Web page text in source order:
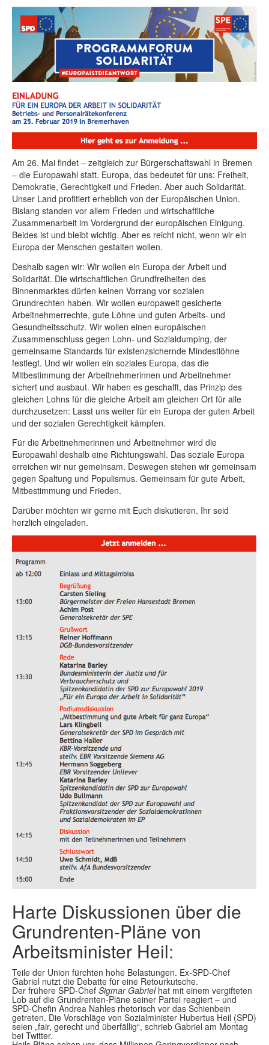
Am 26. Mai findet – zeitgleich zur Bürgerschaftswahl in Bremen
– die Europawahl statt. Europa, das bedeutet für uns: Freiheit,
Demokratie, Gerechtigkeit und Frieden. Aber auch Solidarität.
Unser Land profitiert erheblich von der Europäischen Union.
Bislang standen vor allem Frieden und wirtschaftliche
Zusammenarbeit im Vordergrund der europäischen Einigung.
Beides ist und bleibt wichtig. Aber es reicht nicht, wenn wir ein
Europa der Menschen gestalten wollen.
Deshalb sagen wir: Wir wollen ein Europa der Arbeit und
Solidarität. Die wirtschaftlichen Grundfreiheiten des
Binnenmarktes dürfen keinen Vorrang vor sozialen
Grundrechten haben. Wir wollen europaweit gesicherte
Arbeitnehmerrechte, gute Löhne und guten Arbeits- und
Gesundheitsschutz. Wir wollen einen europäischen
Zusammenschluss gegen Lohn- und Sozialdumping, der
gemeinsame Standards für existenzsichernde Mindestlöhne
festlegt. Und wir wollen ein soziales Europa, das die
Mitbestimmung der Arbeitnehmerinnen und Arbeitnehmer
sichert und ausbaut. Wir haben es geschafft, das Prinzip des
gleichen Lohns für die gleiche Arbeit am gleichen Ort für alle
durchzusetzen: Lasst uns weiter für ein Europa der guten Arbeit
und der sozialen Gerechtigkeit kämpfen.
Für die Arbeitnehmerinnen und Arbeitnehmer wird die
Europawahl deshalb eine Richtungswahl. Das soziale Europa
erreichen wir nur gemeinsam. Deswegen stehen wir gemeinsam
gegen Spaltung und Populismus. Gemeinsam für gute Arbeit,
Mitbestimmung und Frieden.
Darüber möchten wir gerne mit Euch diskutieren. Ihr seid
herzlich eingeladen.
Harte Diskussionen über die
Grundrenten-Pläne von
Arbeitsminister Heil:
Teile der Union fürchten hohe Belastungen. Ex-SPD-Chef
Gabriel nutzt die Debatte für eine Retourkutsche.
Der frühere SPD-Chef Sigmar Gabrielhat mit einem vergifteten
Lob auf die Grundrenten-Pläne seiner Partei reagiert – und
SPD-Chefin Andrea Nahles rhetorisch vor das Schienbein
getreten. Die Vorschläge von Sozialminister Hubertus Heil (SPD)
seien „fair, gerecht und überfällig“, schrieb Gabriel am Montag
bei Twitter.